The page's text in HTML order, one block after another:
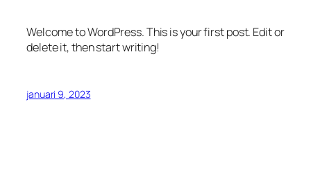
Welcome to WordPress. This is your first post. Edit or
delete it, then start writing!
januari 9, 2023